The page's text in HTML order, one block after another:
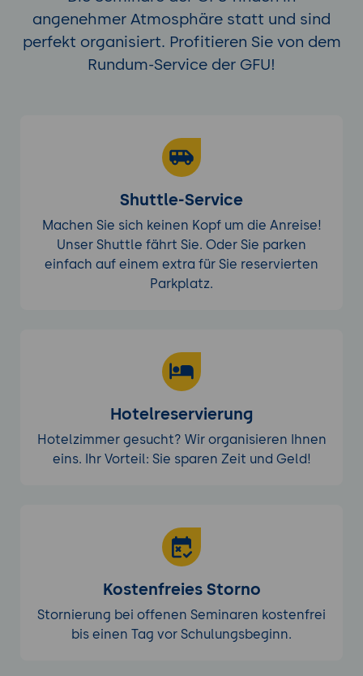
angenehmer Atmosphäre statt und sind
perfekt organisiert. Profitieren Sie von dem
Rundum-Service der GFU!
Shuttle-Service
Machen Sie sich keinen Kopf um die Anreise!
Unser Shuttle fährt Sie. Oder Sie parken
einfach auf einem extra für Sie reservierten
Parkplatz.
Hotelreservierung
Hotelzimmer gesucht? Wir organisieren Ihnen
eins. Ihr Vorteil: Sie sparen Zeit und Geld!
Kostenfreies Storno
Stornierung bei offenen Seminaren kostenfrei
bis einen Tag vor Schulungsbeginn.